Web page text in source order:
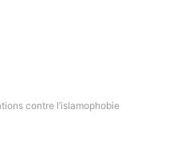
contre l’islamophobie